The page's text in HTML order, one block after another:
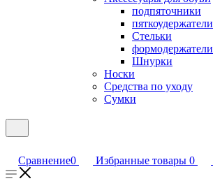
подпяточники
пяткоудержатели
Стельки
формодержатели
Шнурки
Носки
Средства по уходу
Сумки
Сравнение0 Избранные товары 0